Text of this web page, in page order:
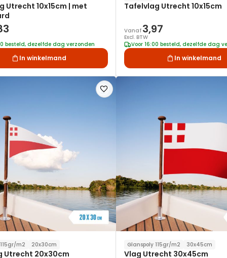
Utrecht 10x15cm | met
besteld, dezelfde dag verzonden
In winkelmand
Tafelvlag Utrecht 10x15cm
Vanaf 3,97
Excl. BTW
Voor 16:00 besteld, dezelfde dag
In winkelmand
Voeg
toe
m2 20x30cm
Utrecht 20x30cm
Glanspoly 115gr/m2 30x45cm
Vlag Utrecht 30x45cm